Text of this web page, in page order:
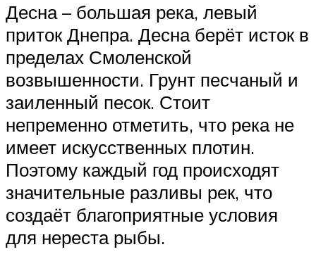
Десна – большая река, левый
приток Днепра. Десна берёт исток в
пределах Смоленской
возвышенности. Грунт песчаный и
заиленный песок. Стоит
непременно отметить, что река не
имеет искусственных плотин.
Поэтому каждый год происходят
значительные разливы рек, что
создаёт благоприятные условия
для нереста рыбы.